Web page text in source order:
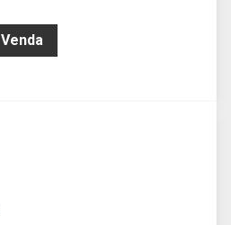
Venda